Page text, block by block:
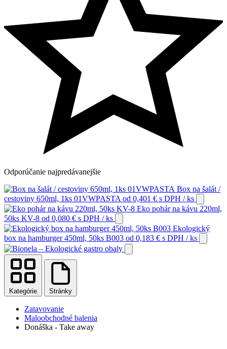
Odporúčanie najpredávanejšie
Box na šalát /
cestoviny 650ml, 1ks 01VWPASTA od 0,401 € s DPH / ks
Eko pohár na kávu 220ml,
50ks KV-8 od 0,080 € s DPH / ks
Ekologický
box na hamburger 450ml, 50ks B003 od 0,183 € s DPH / ks
Kategórie Stránky
Zatavovanie
Maloobchodné balenia
Donáška - Take away